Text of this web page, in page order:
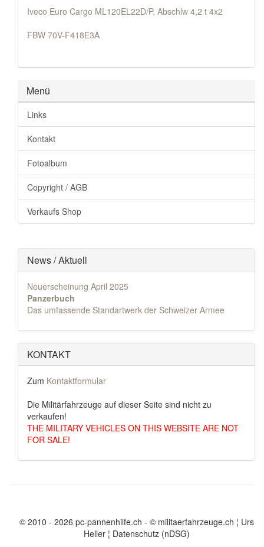
Iveco Euro Cargo ML120EL22D/P, Abschlw 4,2 t 4x2
FBW 70V-F418E3A
Menü
Links
Kontakt
Fotoalbum
Copyright / AGB
Verkaufs Shop
News / Aktuell
Neuerscheinung April 2025
Panzerbuch
Das umfassende Standartwerk der Schweizer Armee
KONTAKT
Zum Kontaktformular
Die Militärfahrzeuge auf dieser Seite sind nicht zu
verkaufen!
THE MILITARY VEHICLES ON THIS WEBSITE ARE NOT
FOR SALE!
© 2010 - 2026 pc-pannenhilfe.ch - © militaerfahrzeuge.ch ¦ Urs
Heller ¦ Datenschutz (nDSG)